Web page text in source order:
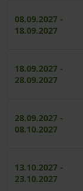
08.09.2027 -
18.09.2027
18.09.2027 -
28.09.2027
28.09.2027 -
08.10.2027
13.10.2027 -
23.10.2027